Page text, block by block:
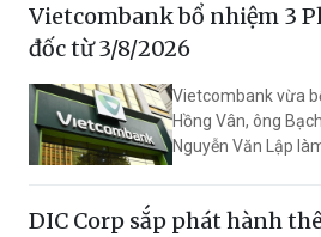
có lãi suất huy
Big4.
Vietcombank bổ nhiệm 3
đốc từ 3/8/2026
Vietcombank vừa
Hồng Vân, ông
Nguyễn Văn Lập
DIC Corp sắp phát hành